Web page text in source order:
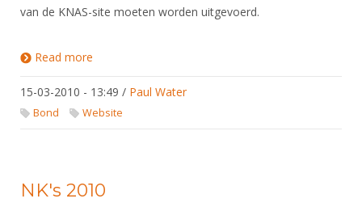
van de KNAS-site moeten worden uitgevoerd.
Read more
15-03-2010 - 13:49 / Paul Water
Bond Website
NK's 2010